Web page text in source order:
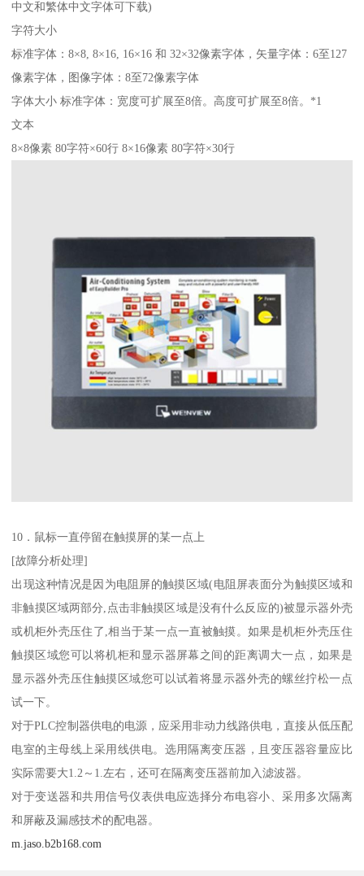
中文和繁体中文字体可下载)
字符大小
标准字体：8×8, 8×16, 16×16 和 32×32像素字体，矢量字体：6至127
像素字体，图像字体：8至72像素字体
字体大小 标准字体：宽度可扩展至8倍。高度可扩展至8倍。*1
文本
8×8像素 80字符×60行 8×16像素 80字符×30行
10．鼠标一直停留在触摸屏的某一点上
[故障分析处理]
出现这种情况是因为电阻屏的触摸区域(电阻屏表面分为触摸区域和
非触摸区域两部分,点击非触摸区域是没有什么反应的)被显示器外壳
或机柜外壳压住了,相当于某一点一直被触摸。如果是机柜外壳压住
触摸区域您可以将机柜和显示器屏幕之间的距离调大一点，如果是
显示器外壳压住触摸区域您可以试着将显示器外壳的螺丝拧松一点
试一下。
对于PLC控制器供电的电源，应采用非动力线路供电，直接从低压配
电室的主母线上采用线供电。选用隔离变压器，且变压器容量应比
实际需要大1.2～1.左右，还可在隔离变压器前加入滤波器。
对于变送器和共用信号仪表供电应选择分布电容小、采用多次隔离
和屏蔽及漏感技术的配电器。
m.jaso.b2b168.com